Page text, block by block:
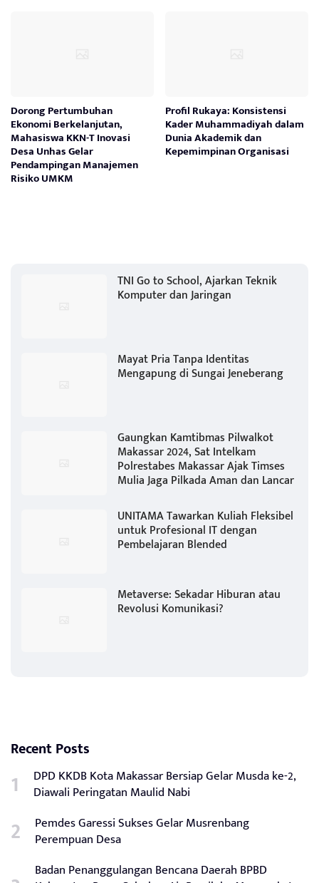
Dorong Pertumbuhan
Ekonomi Berkelanjutan,
Mahasiswa KKN-T Inovasi
Desa Unhas Gelar
Pendampingan Manajemen
Risiko UMKM
Profil Rukaya: Konsistensi
Kader Muhammadiyah dalam
Dunia Akademik dan
Kepemimpinan Organisasi
TNI Go to School, Ajarkan Teknik
Komputer dan Jaringan
Mayat Pria Tanpa Identitas
Mengapung di Sungai Jeneberang
Gaungkan Kamtibmas Pilwalkot
Makassar 2024, Sat Intelkam
Polrestabes Makassar Ajak Timses
Mulia Jaga Pilkada Aman dan Lancar
UNITAMA Tawarkan Kuliah Fleksibel
untuk Profesional IT dengan
Pembelajaran Blended
Metaverse: Sekadar Hiburan atau
Revolusi Komunikasi?
Recent Posts
DPD KKDB Kota Makassar Bersiap Gelar Musda ke-2,
Diawali Peringatan Maulid Nabi
Pemdes Garessi Sukses Gelar Musrenbang
Perempuan Desa
Badan Penanggulangan Bencana Daerah BPBD